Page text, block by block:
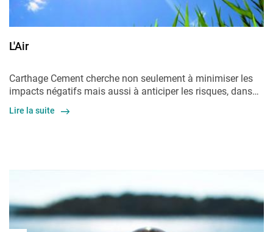
L'Air
Carthage Cement cherche non seulement à minimiser les
impacts négatifs mais aussi à anticiper les risques, dans…
Lire la suite